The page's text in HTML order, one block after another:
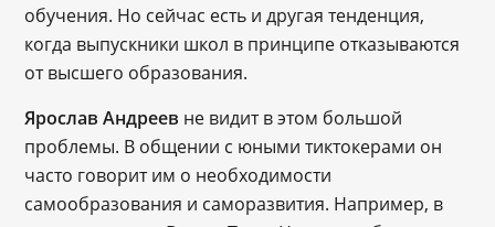
обучения. Но сейчас есть и другая тенденция,
когда выпускники школ в принципе отказываются
от высшего образования.
Ярослав Андреев не видит в этом большой
проблемы. В общении с юными тиктокерами он
часто говорит им о необходимости
самообразования и саморазвития. Например, в